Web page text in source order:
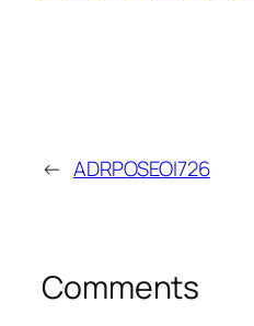
← ADRPOSEOI726
Comments